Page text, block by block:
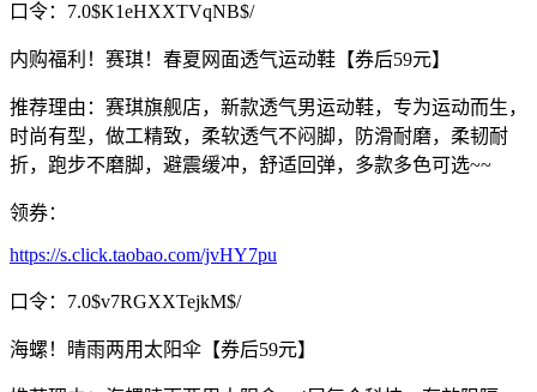
口令：7.0$K1eHXXTVqNB$/
内购福利！赛琪！春夏网面透气运动鞋【券后59元】
推荐理由：赛琪旗舰店，新款透气男运动鞋，专为运动而生，
时尚有型，做工精致，柔软透气不闷脚，防滑耐磨，柔韧耐
折，跑步不磨脚，避震缓冲，舒适回弹，多款多色可选~~
领券：
https://s.click.taobao.com/jvHY7pu
口令：7.0$v7RGXXTejkM$/
海螺！晴雨两用太阳伞【券后59元】